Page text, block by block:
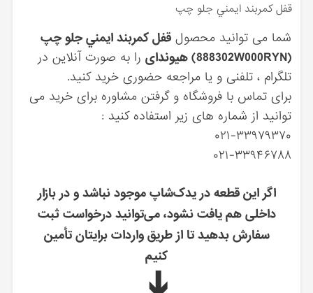
قفل كمربند ايمني جلو چپ
شما می توانید محصولقفل كمربند ايمني جلو چپ
(888302W000RYN) هیوندای
را به صورت آنلاین در
تلگرام ، تلفنی و یا مراجعه حضوری خرید کنید.
برای تماس با فروشگاه و گرفتن مشاوره برای خرید می
توانید از شماره های زیر استفاده کنید :
۰۲۱-۳۳۹۷۹۳۷۰
۰۲۱-۳۳۹۴۶۷۸۸
اگر این قطعه در یدک‌شاپ موجود نباشد و در بازار
داخلی هم یافت نشود، می‌توانید درخواست ثبت
سفارش بدهید تا از طریق واردات برایتان تأمین
کنیم
➔